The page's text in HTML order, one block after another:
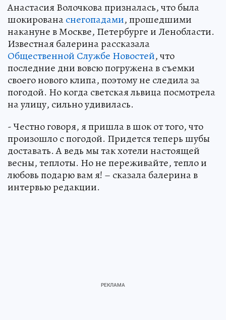
Анастасия Волочкова призналась, что была
шокированаснегопадами, прошедшими
накануне в Москве, Петербурге и Ленобласти.
Известная балерина рассказала
Общественной Службе Новостей, что
последние дни вовсю погружена в съемки
своего нового клипа, поэтому не следила за
погодой. Но когда светская львица посмотрела
на улицу, сильно удивилась.
- Честно говоря, я пришла в шок от того, что
произошло с погодой. Придется теперь шубы
доставать. А ведь мы так хотели настоящей
весны, теплоты. Но не переживайте, тепло и
любовь подарю вам я! – сказала балерина в
интервью редакции.